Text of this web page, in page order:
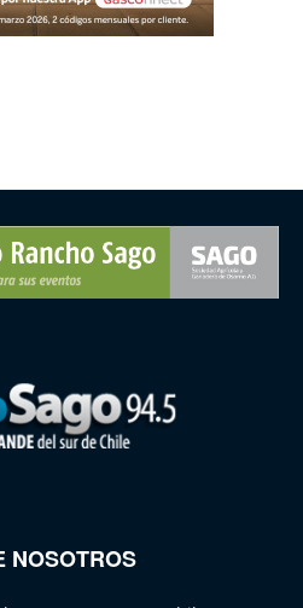
NOSOTROS